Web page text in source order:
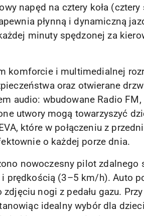
napęd na cztery koła
płynną i dynamiczną
minuty spędzonej za
komforcie i multimedialnej
oraz otwierane
audio: wbudowane Radio FM,
utwory mogą towarzyszyć
które w połączeniu z
o każdej porze dnia.
nowoczesny pilot zdalnego
prędkością (3–5 km/h). Auto
nogi z pedału gazu. Przy
idealny wybór dla